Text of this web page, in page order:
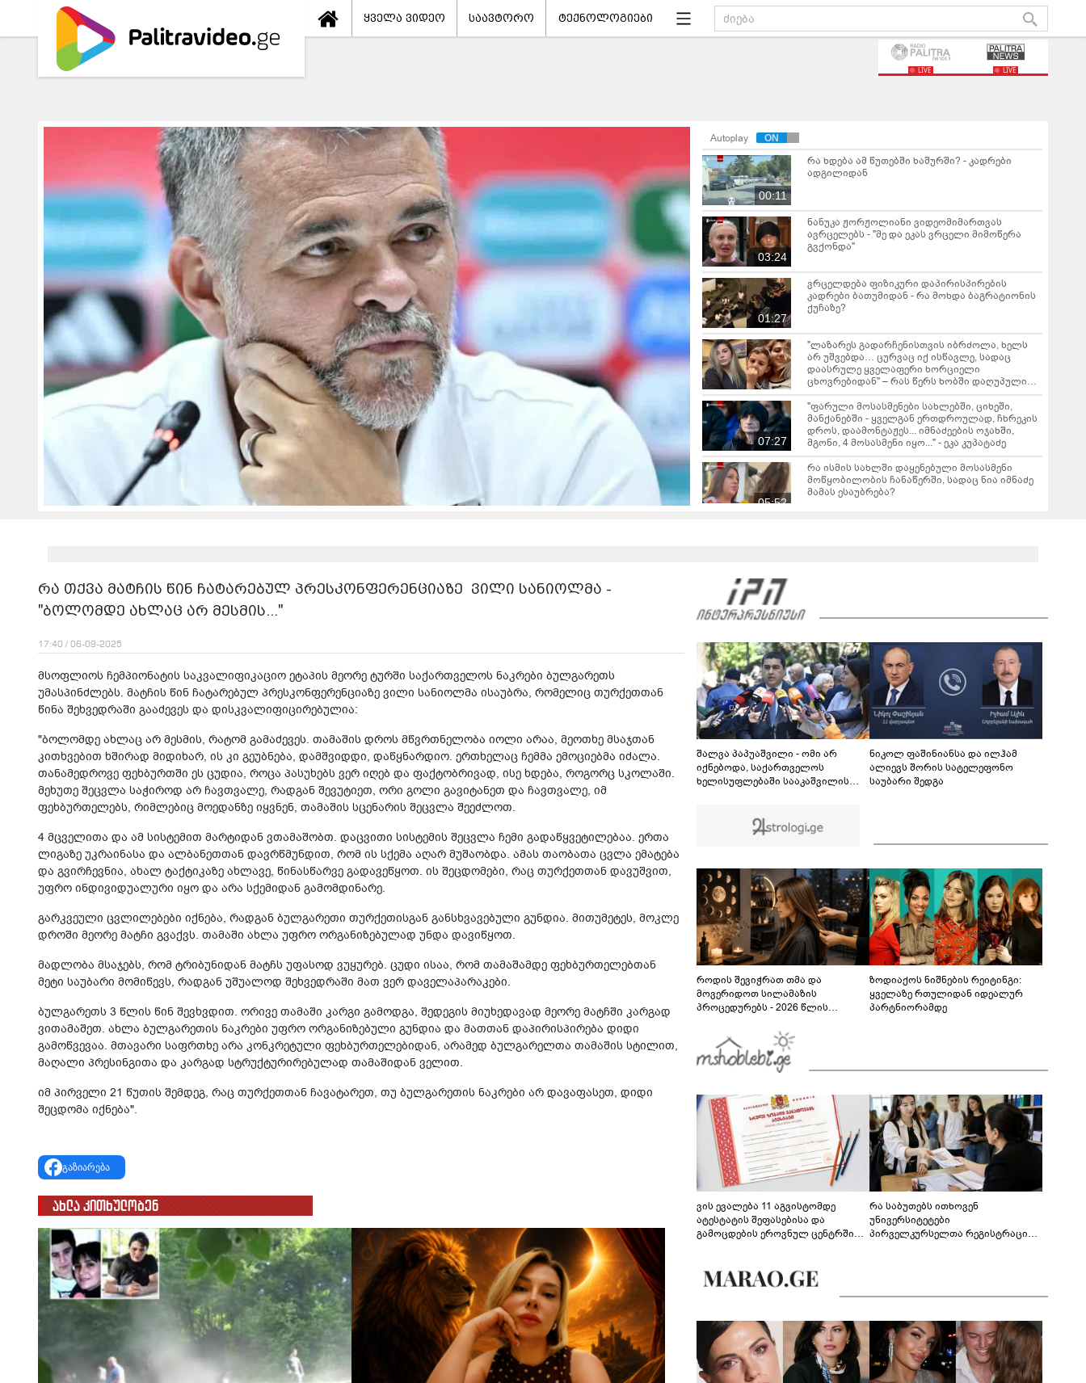
ყველა ვიდეო საავტორო ტექნოლოგიები
LIVE LIVE
Autoplay
00:11
რა ხდება ამ წუთებში ხაშურში? - კადრები
ადგილიდან
03:24
ნანუკა ჟორჟოლიანი ვიდეომიმართვას
ავრცელებს - "მე და ეკას ვრცელი მიმოწერა
გვქონდა"
01:27
ვრცელდება ფიზიკური დაპირისპირების
კადრები ბათუმიდან - რა მოხდა ბაგრატიონის
ქუჩაზე?
"ლაზარეს გადარჩენისთვის იბრძოლა, ხელს
არ უშვებდა… ცურვაც იქ ისწავლე, სადაც
დაასრულე ყველაფერი ხორციელი
ცხოვრებიდან" – რას წერს ხობში დაღუპული
დედა-შვილის ახლობელი?
07:27
"ფარული მოსასმენები სახლებში, ციხეში,
მანქანებში - ყველგან ერთდროულად, ჩხრეკის
დროს, დაამონტაჟეს... იმნაძეების ოჯახში,
მგონი, 4 მოსასმენი იყო..." - ეკა კუპატაძე
05:52
რა ისმის სახლში დაყენებული მოსასმენი
მოწყობილობის ჩანაწერში, სადაც ნია იმნაძე
მამას ესაუბრება?
ბერუაშვილს აღკვეთის ღონისძიების სახით
01:44
"ამ ვიდეოს ნახვა ჩემთვის იყო სიკვდილი" -
რას ამბობს დაკარგული 17 წლის ბიჭის დედა
ვიდეოკადრებზე, სადაც შვილის განწირული
ვედრების ხმა ამოიცნო
ჟურნალისტ ანა კალანდაძეს, რომელიც მძიმე
სენს ებრძვის, საზოგადოების დახმარება
სჭირდება
რა თქვა მატჩის წინ ჩატარებულ პრესკონფერენციაზე ვილი სანიოლმა -
"ბოლომდე ახლაც არ მესმის..."
17:40 / 06-09-2025
მსოფლიოს ჩემპიონატის საკვალიფიკაციო ეტაპის მეორე ტურში საქართველოს ნაკრები ბულგარეთს
უმასპინძლებს. მატჩის წინ ჩატარებულ პრესკონფერენციაზე ვილი სანიოლმა ისაუბრა, რომელიც თურქეთთან
წინა შეხვედრაში გააძევეს და დისკვალიფიცირებულია:
"ბოლომდე ახლაც არ მესმის, რატომ გამაძევეს. თამაშის დროს მწვრთნელობა იოლი არაა, მეოთხე მსაჯთან
კითხვებით ხშირად მიდიხარ, ის კი გეუბნება, დამშვიდდი, დაწყნარდიო. ერთხელაც ჩემმა ემოციებმა იძალა.
თანამედროვე ფეხბურთში ეს ცუდია, როცა პასუხებს ვერ იღებ და ფაქტობრივად, ისე ხდება, როგორც სკოლაში.
მეხუთე შეცვლა საჭიროდ არ ჩავთვალე, რადგან შევუტიეთ, ორი გოლი გავიტანეთ და ჩავთვალე, იმ
ფეხბურთელებს, რიმლებიც მოედანზე იყვნენ, თამაშის სცენარის შეცვლა შეეძლოთ.
4 მცველითა და ამ სისტემით მარტიდან ვთამაშობთ. დაცვითი სისტემის შეცვლა ჩემი გადაწყვეტილებაა. ერთა
ლიგაზე უკრაინასა და ალბანეთთან დავრწმუნდით, რომ ის სქემა აღარ მუშაობდა. ამას თაობათა ცვლა ემატება
და გვირჩევნია, ახალ ტაქტიკაზე ახლავე, წინასწარვე გადავეწყოთ. ის შეცდომები, რაც თურქეთთან დავუშვით,
უფრო ინდივიდუალური იყო და არა სქემიდან გამომდინარე.
გარკვეული ცვლილებები იქნება, რადგან ბულგარეთი თურქეთისგან განსხვავებული გუნდია. მითუმეტეს, მოკლე
დროში მეორე მატჩი გვაქვს. თამაში ახლა უფრო ორგანიზებულად უნდა დავიწყოთ.
მადლობა მსაჯებს, რომ ტრიბუნიდან მატჩს უფასოდ ვუყურებ. ცუდი ისაა, რომ თამაშამდე ფეხბურთელებთან
მეტი საუბარი მომიწევს, რადგან უშუალოდ შეხვედრაში მათ ვერ დაველაპარაკები.
ბულგარეთს 3 წლის წინ შევხვდით. ორივე თამაში კარგი გამოდგა, შედეგის მიუხედავად მეორე მატჩში კარგად
ვითამაშეთ. ახლა ბულგარეთის ნაკრები უფრო ორგანიზებული გუნდია და მათთან დაპირისპირება დიდი
გამოწვევაა. მთავარი საფრთხე არა კონკრეტული ფეხბურთელებიდან, არამედ ბულგარელთა თამაშის სტილით,
მაღალი პრესინგითა და კარგად სტრუქტურირებულად თამაშიდან ველით.
იმ პირველი 21 წუთის შემდეგ, რაც თურქეთთან ჩავატარეთ, თუ ბულგარეთის ნაკრები არ დავაფასეთ, დიდი
შეცდომა იქნება".
გაზიარება
ახლა კითხულობენ
შალვა პაპუაშვილი - ომი არ
იქნებოდა, საქართველოს
ხელისუფლებაში სააკაშვილის
პატრიოტული ძალა რომ
ყოფილიყო, თუ 2008 წლის ომი თუ
ნიკოლ ფაშინიანსა და ილჰამ
ალიევს შორის სატელეფონო
საუბარი შედგა
როდის შევიჭრათ თმა და
მოვერიდოთ სილამაზის
პროცედურებს - 2026 წლის
გზამკვლევი
ზოდიაქოს ნიშნების რეიტინგი:
ყველაზე რთულიდან იდეალურ
პარტნიორამდე
ვის ევალება 11 აგვისტომდე
ატესტატის შეფასებისა და
გამოცდების ეროვნულ ცენტრში
რა საბუთებს ითხოვენ
უნივერსიტეტები
პირველკურსელთა რეგისტრაციის